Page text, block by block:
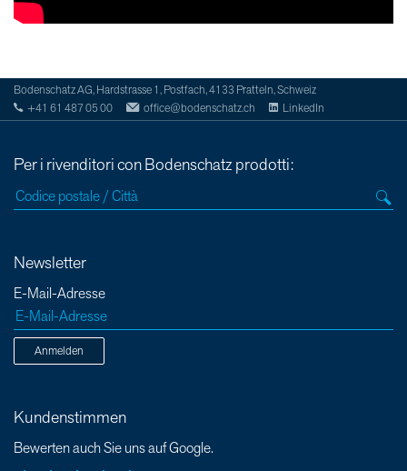
Bodenschatz AG, Hardstrasse 1, Postfach, 4133 Pratteln, Schweiz
+41 61 487 05 00
office@bodenschatz.ch LinkedIn
Per i rivenditori con Bodenschatz prodotti:
Newsletter
E-Mail-Adresse
Anmelden
Kundenstimmen
Bewerten auch Sie uns auf Google.